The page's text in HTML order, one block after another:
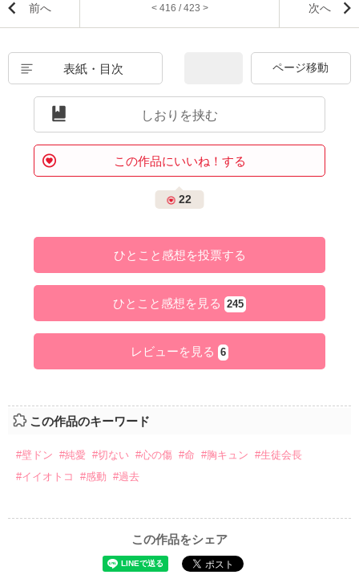
前へ < 416 / 423 > 次へ
表紙・目次
しおりを挟む
この作品にいいね！する
22
ひとこと感想を投票する
ひとこと感想を見る 245
レビューを見る 6
この作品のキーワード
#壁ドン #純愛 #切ない #心の傷 #命 #胸キュン #生徒会長
#イイオトコ
#感動 #過去
この作品をシェア